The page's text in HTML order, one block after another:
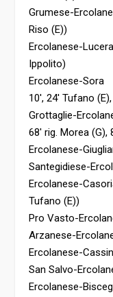
Grumese-
Riso (E))
Ercolanese-
Ippolito)
Ercolanese-
10′, 24′ Tufano
Grottaglie-
68′ rig. Morea (G),
Ercolanese-
Santegidiese-
Ercolanese-
Tufano (E))
Pro Vasto-
Arzanese-
Ercolanese-
San Salvo-
Ercolanese-